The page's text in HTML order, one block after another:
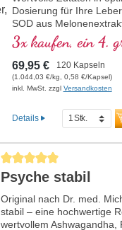
Dosierung für Ihre
SOD aus
3x kaufen, ein 4.
69,95 € 120 Kapseln
(1.044,03 €/kg, 0,58 €/Kapsel)
inkl. MwSt. zzgl Versandkosten
Details
Durchschnittliche Bewertung
Psyche stabil
Original nach Dr. med.
stabil – eine hochwertige
wertvollem Ashwagandha,